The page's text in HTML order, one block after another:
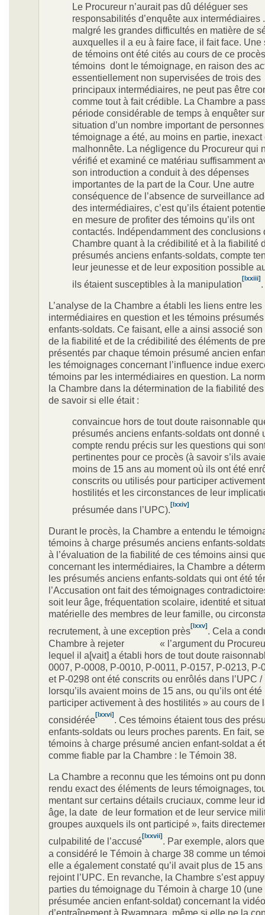
Le Procureur n’aurait pas dû déléguer ses
responsabilités d’enquête aux intermédiaires
malgré les grandes difficultés en matière de
auxquelles il a eu à faire face, il fait face. Une
de témoins ont été cités au cours de ce
témoins dont le témoignage, en raison des
essentiellement non supervisées de trois des
principaux intermédiaires, ne peut pas être
comme tout à fait crédible. La Chambre a
période considérable de temps à enquêter
situation d’un nombre important de
témoignage a été, au moins en partie, inexact
malhonnête. La négligence du Procureur qui
vérifié et examiné ce matériau suffisamment
son introduction a conduit à des dépenses
importantes de la part de la Cour. Une autre
conséquence de l’absence de surveillance
des intermédiaires, c’est qu’ils étaient
en mesure de profiter des témoins qu’ils ont
contactés. Indépendamment des conclusions
Chambre quant à la crédibilité et à la fiabilité
présumés anciens enfants-soldats, compte
leur jeunesse et de leur exposition possible
ils étaient susceptibles à la manipulation [lxxiii]
L’analyse de la Chambre a établi les liens entre les
intermédiaires en question et les témoins
enfants-soldats. Ce faisant, elle a ainsi associé
de la fiabilité et de la crédibilité des éléments de
présentés par chaque témoin présumé ancien
les témoignages concernant l’influence indue
témoins par les intermédiaires en question. La
la Chambre dans la détermination de la fiabilité
de savoir si elle était :
convaincue hors de tout doute raisonnable
présumés anciens enfants-soldats ont donné
compte rendu précis sur les questions qui
pertinentes pour ce procès (à savoir s’ils
moins de 15 ans au moment où ils ont été
conscrits ou utilisés pour participer
hostilités et les circonstances de leur
présumée dans l’UPC).
[lxxiv]
Durant le procès, la Chambre a entendu le
témoins à charge présumés anciens enfants-
à l’évaluation de la fiabilité de ces témoins ainsi
concernant les intermédiaires, la Chambre a
les présumés anciens enfants-soldats qui ont été
l’Accusation ont fait des témoignages
soit leur âge, fréquentation scolaire, identité et
matérielle des membres de leur famille, ou
recrutement, à une exception près[lxxv] . Cela a
Chambre à rejeter « l’argument du
lequel il a[vait] a établi hors de tout doute
0007, P-0008, P-0010, P-0011, P-0157, P-0213, P-
et P-0298 ont été conscrits ou enrôlés dans l’UPC
lorsqu’ils avaient moins de 15 ans, ou qu’ils ont
participer activement à des hostilités » au cours de
considérée[lxxvi]
. Ces témoins étaient tous des
enfants-soldats ou leurs proches parents. En fait,
témoins à charge présumé ancien enfant-soldat a
comme fiable par la Chambre : le Témoin 38.
La Chambre a reconnu que les témoins ont pu
rendu exact des éléments de leurs témoignages,
mentant sur certains détails cruciaux, comme leur
âge, la date de leur formation et de leur service
groupes auxquels ils ont participé », faits
culpabilité de l’accusé[lxxvii] . Par exemple, alors
a considéré le Témoin à charge 38 comme un
elle a également constaté qu’il avait plus de 15
rejoint l’UPC. En revanche, la Chambre s’est
parties du témoignage du Témoin à charge 10
présumée ancien enfant-soldat) concernant la
d’entraînement à Rwampara, même si elle ne la